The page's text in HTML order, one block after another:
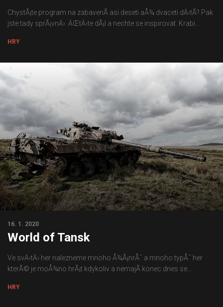
ChystÃ¡te program na zabavenÃ­ asi deseti aÅ¾ dvaceti dÄ›tÃ­? Pak
jste tady sprÃ¡vnÄ›. ÄŒtÄ›te dÃ¡l a nechte se inspirovat. Krabi...
HRY
16. 1. 2020
World of Tansk
Ve svÄ›tÄ› her nalezneme mnoho Å¾Ã¡nrÅ¯ a mnoho typÅ¯ her
kterÃ© je moÅ¾no hrÃ¡t kdykoliv a nemajÃ­ konec dnes se...
HRY